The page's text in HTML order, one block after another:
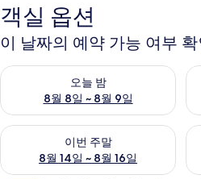
객실 옵션
이 날짜의 예약 가능 여부 확
오늘 밤
8월 8일 ~ 8월 9일
오늘 밤 예약 가능 여부 확인, 8월 8
이번 주말
8월 14일 ~ 8월 16일
이번 주말 예약 가능 여부 확인, 8월